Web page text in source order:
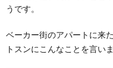
うです。
ベーカー街のアパートに来
トスンにこんなことを言いま